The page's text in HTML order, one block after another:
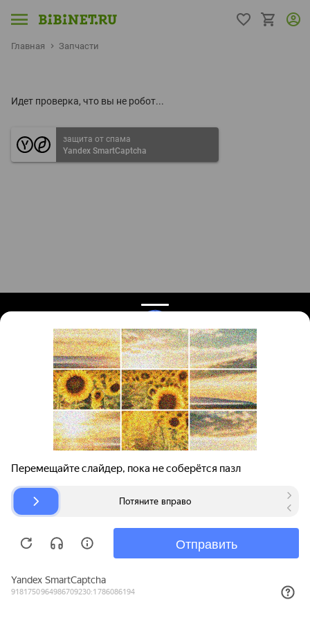
Главная Запчасти
Идет проверка, что вы не робот...
защита от спама
Yandex SmartCaptcha
Поиск запчастей
Для автокомпаний
Авторазборки
О проекте
Помощь
Карта сайта
© bibinet.ru - система поиска запчастей,
Copyright 2010-2026 Все права защищены